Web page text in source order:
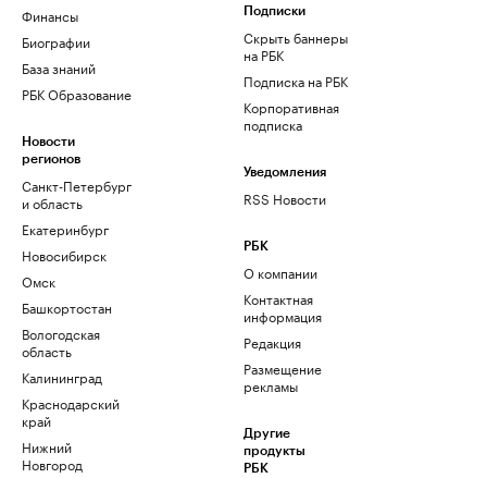
Финансы
Биографии
База знаний
РБК Образование
Новости
регионов
Санкт-Петербург
и область
Екатеринбург
Новосибирск
Омск
Башкортостан
Вологодская
область
Калининград
Краснодарский
край
Нижний
Новгород
Подписки
Скрыть баннеры
на РБК
Подписка на РБК
Корпоративная
подписка
Уведомления
RSS Новости
РБК
О компании
Контактная
информация
Редакция
Размещение
рекламы
Другие
продукты
РБК